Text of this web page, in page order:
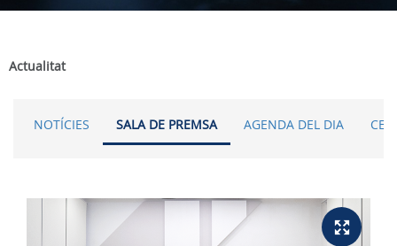
Actualitat
NOTÍCIES SALA DE PREMSA AGENDA DEL DIA